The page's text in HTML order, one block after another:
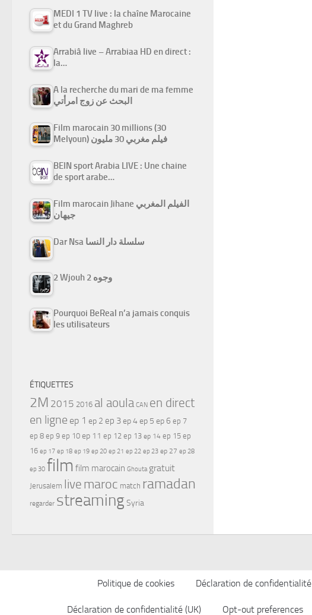
MEDI 1 TV live : la chaîne Marocaine
et du Grand Maghreb
Arrabiâ live – Arrabiaa HD en direct :
la…
A la recherche du mari de ma femme
البحث عن زوج امرأتي
Film marocain 30 millions (30
Melyoun) فيلم مغربي 30 مليون
BEIN sport Arabia LIVE : Une chaine
de sport arabe…
Film marocain Jihane الفيلم المغربي
جيهان
Dar Nsa سلسلة دار النسا
2 Wjouh 2 وجوه
Pourquoi BeReal n’a jamais conquis
les utilisateurs
ÉTIQUETTES
2M 2015 2016 al aoula CAN en direct
en ligne ep 1 ep 2 ep 3ep 4ep 5 ep 6 ep 7
ep 8 ep 9 ep 10 ep 11 ep 12 ep 13 ep 14 ep 15 ep
16 ep 17 ep 18 ep 19 ep 20 ep 21 ep 22 ep 23 ep 27 ep 28
ep 30 film film marocain Ghouta gratuit
Jerusalem live maroc match ramadan
regarder streamingSyria
Politique de cookies Déclaration de confidentialité
Déclaration de confidentialité (UK) Opt-out preferences